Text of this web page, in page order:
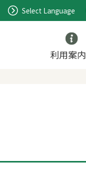
Select Language
利用案内